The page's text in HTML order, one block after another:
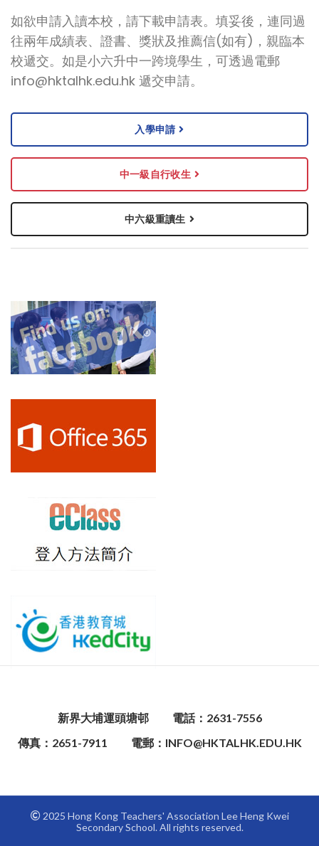
如欲申請入讀本校，請下載申請表。填妥後，連同過
往兩年成績表、證書、獎狀及推薦信(如有)，親臨本
校遞交。如是小六升中一跨境學生，可透過電郵
info@hktalhk.edu.hk 遞交申請。
入學申請
中一級自行收生
中六級重讀生
新界大埔運頭塘邨
電話：2631-7556
傳真：2651-7911
電郵：INFO@HKTALHK.EDU.HK
2025 Hong Kong Teachers' Association Lee Heng Kwei
Secondary School. All rights reserved.